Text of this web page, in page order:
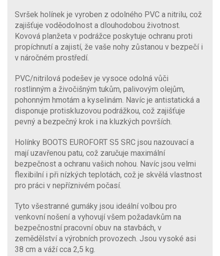
Svršek holínek je vyroben z odolného PVC a nitrilu, což
zajišťuje voděodolnost a dlouhodobou životnost.
Kovová planžeta v podrážce poskytuje ochranu proti
propíchnutí a zajistí, že vaše nohy zůstanou v bezpečí i
v náročném prostředí.
PVC/nitrilová podešev je vysoce odolná vůči
rostlinným a živočišným tukům, palivovým olejům,
pohonným hmotám a kyselinám. Navíc je antistatická a
disponuje protiskluzovou podrážkou, což zajišťuje
pevný a bezpečný krok i na kluzkých površích.
Holínky BOOTS EUROFORT S5 SRC jsou nazouvací a
mají uzavřenou patu, což zaručuje maximální
bezpečnost a ochranu vašich nohou. Navíc jsou velmi
flexibilní i při nízkých teplotách, což je skvělá vlastnost
pro práci v nepříznivém počasí.
Tyto všestranné gumáky jsou ideální volbou pro
venkovní nošení a vyhovují všem požadavkům na
bezpečnostní pracovní obuv na stavbách, v
zemědělství a výrobních provozech. Jsou vysoké asi
38 cm a váží cca 2,5 kg.